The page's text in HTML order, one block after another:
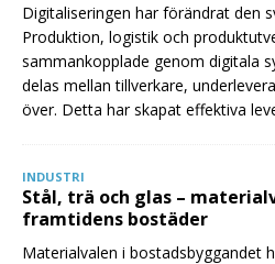
Digitaliseringen har förändrat den
Produktion, logistik och
sammankopplade genom digitala
delas mellan tillverkare,
över. Detta har skapat effektiva
INDUSTRI
Stål, trä och glas –
framtidens bostäder
Materialvalen i bostadsbyggandet